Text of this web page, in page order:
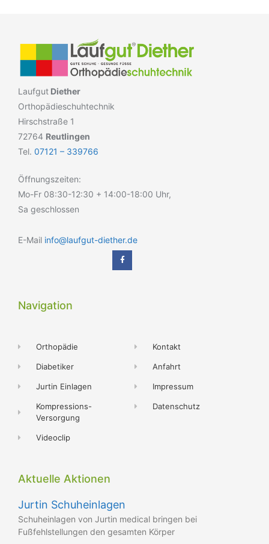
Laufgut Diether
Orthopädieschuhtechnik
Hirschstraße 1
72764 Reutlingen
Tel. 07121 – 339766
Öffnungszeiten:
Mo-Fr 08:30-12:30 + 14:00-18:00 Uhr,
Sa geschlossen
E-Mail info@laufgut-diether.de
Navigation
Orthopädie
Diabetiker
Jurtin Einlagen
Kompressions-
Versorgung
Videoclip
Kontakt
Anfahrt
Impressum
Datenschutz
Aktuelle Aktionen
Jurtin Schuheinlagen
Schuheinlagen von Jurtin medical bringen bei
Fußfehlstellungen den gesamten Körper